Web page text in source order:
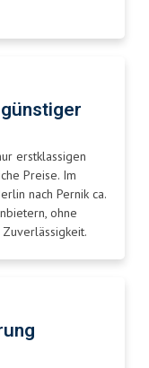
erstklassigen
Preise. Im
nach Pernik ca.
ohne